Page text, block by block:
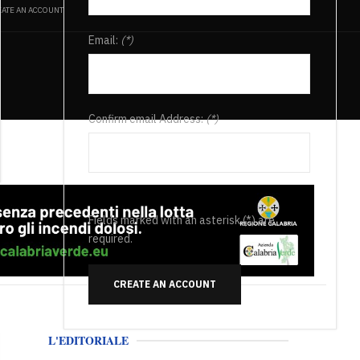
AN ACCOUNT
Email: (*)
Confirm email Address:(*)
Fields marked with an asterisk (*) are
required.
CREATE AN ACCOUNT
L'EDITORIALE